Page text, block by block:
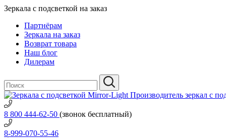
Зеркала с подсветкой на заказ
Партнёрам
Зеркала на заказ
Возврат товара
Наш блог
Дилерам
Производитель зеркал с
8 800 444-62-50 (звонок бесплатный)
8-999-070-55-46